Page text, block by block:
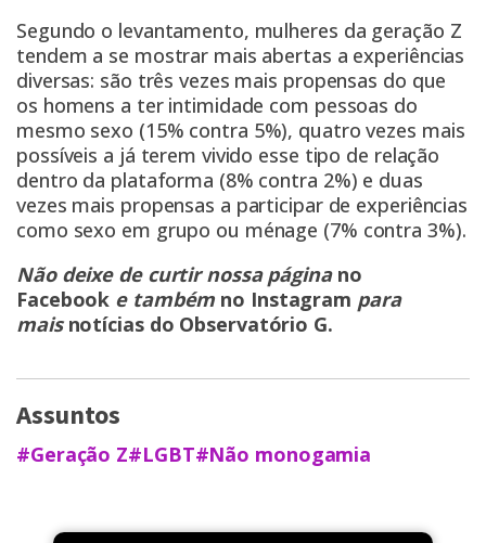
Segundo o levantamento, mulheres da geração Z
tendem a se mostrar mais abertas a experiências
diversas: são três vezes mais propensas do que
os homens a ter intimidade com pessoas do
mesmo sexo (15% contra 5%), quatro vezes mais
possíveis a já terem vivido esse tipo de relação
dentro da plataforma (8% contra 2%) e duas
vezes mais propensas a participar de experiências
como sexo em grupo ou ménage (7% contra 3%).
Não deixe de curtir nossa página no
Facebook e também no Instagram para
mais notícias do Observatório G.
Assuntos
#Geração Z#LGBT#Não monogamia